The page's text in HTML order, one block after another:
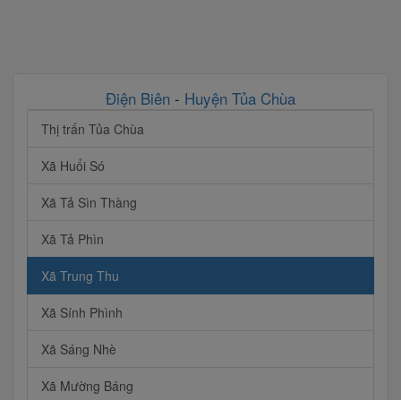
Điện Biên - Huyện Tủa Chùa
Thị trấn Tủa Chùa
Xã Huổi Só
Xã Tả Sìn Thàng
Xã Tả Phìn
Xã Trung Thu
Xã Sính Phình
Xã Sáng Nhè
Xã Mường Báng